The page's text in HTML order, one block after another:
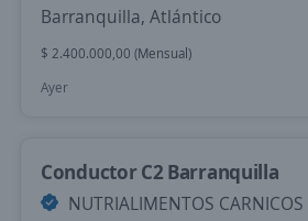
Barranquilla, Atlántico
$ 2.400.000,00 (Mensual)
Ayer
Conductor C2 Barranquilla
NUTRIALIMENTOS CARNICOS